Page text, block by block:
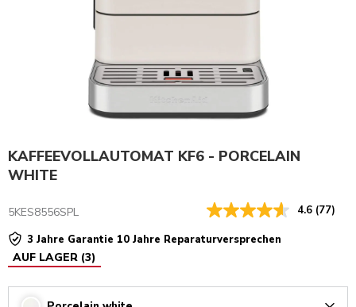
KAFFEEVOLLAUTOMAT KF6 - PORCELAIN
WHITE
5KES8556SPL 4.6 (77)
3 Jahre Garantie 10 Jahre Reparaturversprechen
AUF LAGER (3)